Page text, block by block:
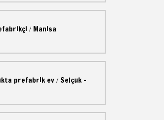
/ Manisa
prefabrik ev / Selçuk -